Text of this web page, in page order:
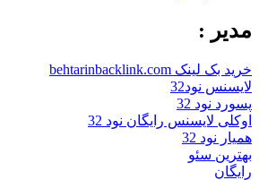
مدیر :
خرید بک لینک behtarinbacklink.com
لایسنس نود32
پسورد نود 32
اوکلی لایسنس رایگان نود 32
همیار نود 32
بهترین سئو
رایگان